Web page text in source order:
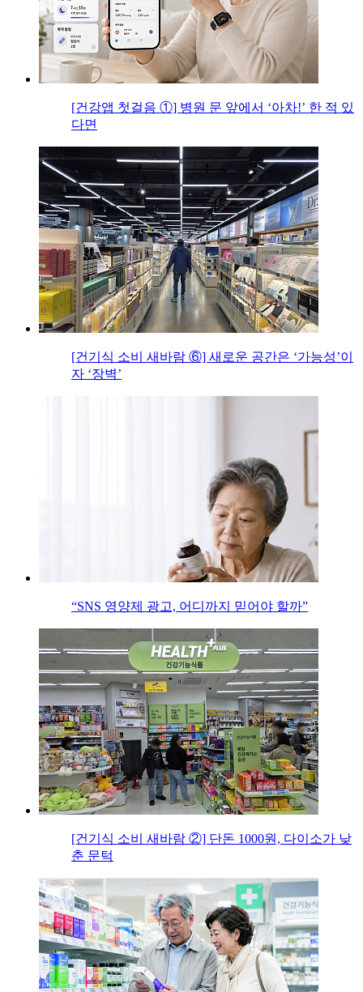
[건강앱 첫걸음 ①] 병원 문 앞에서 ‘아차!’ 한 적 있
다면
[건기식 소비 새바람 ⑥] 새로운 공간은 ‘가능성’이
자 ‘장벽’
“SNS 영양제 광고, 어디까지 믿어야 할까”
[건기식 소비 새바람 ②] 단돈 1000원, 다이소가 낮
춘 문턱